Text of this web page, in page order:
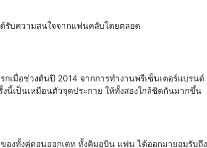
รับความสนใจจากแฟนคลับโดยตลอด
มื่อช่วงต้นปี 2014 จากการทำงานพรีเซ็นเตอร์แบรนด์
นี้เป็นเหมือนตัวจุดประกาย ให้ทั้งสองใกล้ชิดกันมากขึ้น
องทั้งคู่ตอนออกเดท ทั้งคิมอูบิน แฟน ได้ออกมายอมรับถึง